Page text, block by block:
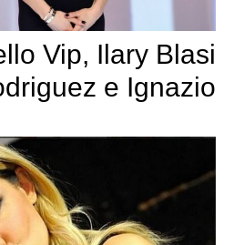
Vip, Ilary Blasi
e Ignazio